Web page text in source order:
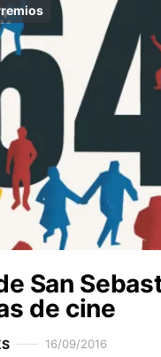
San
de cine
16/09/2016